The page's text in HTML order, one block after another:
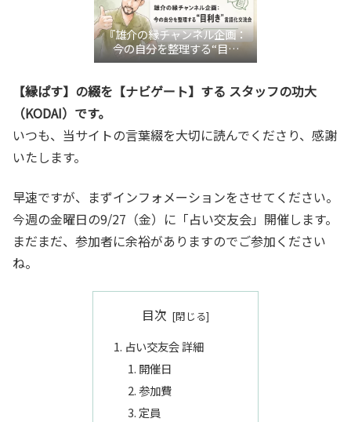
『雄介の縁チャンネル企画：
今の自分を整理する“目利
き”言語化交流会』
【縁ぱす】の綴を【ナビゲート】する スタッフの功大
（KODAI）です。
いつも、当サイトの言葉綴を大切に読んでくださり、感謝
いたします。
早速ですが、まずインフォメーションをさせてください。
今週の金曜日の9/27（金）に「占い交友会」開催します。
まだまだ、参加者に余裕がありますのでご参加ください
ね。
目次
占い交友会 詳細
開催日
参加費
定員